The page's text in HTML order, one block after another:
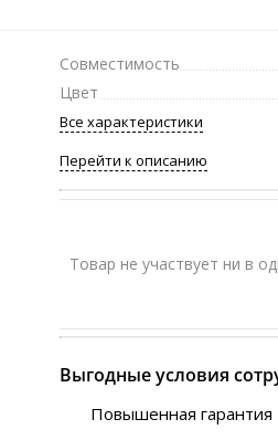
Совместимость
Цвет
Все характеристики
Перейти к описанию
Товар не участвует ни в
Выгодные условия
Повышенная гарантия